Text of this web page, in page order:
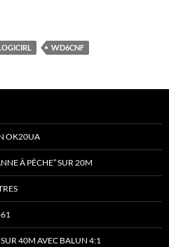
WD6CNF
OK20UA
À PÊCHE” SUR 20M
61
40M AVEC BALUN 4:1